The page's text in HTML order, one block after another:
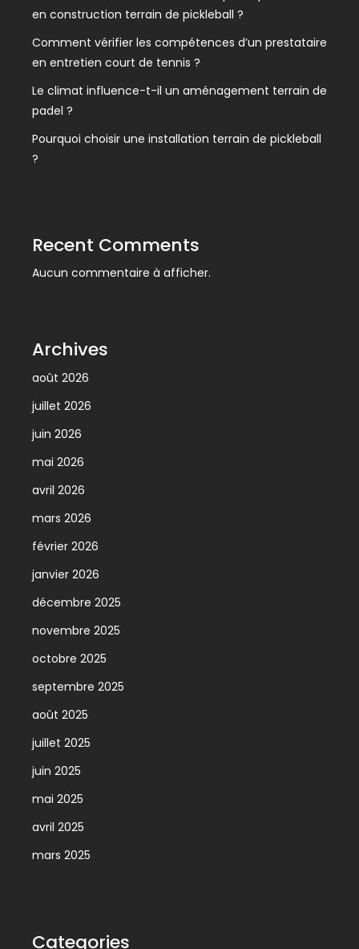
en construction terrain de pickleball ?
Comment vérifier les compétences d’un prestataire
en entretien court de tennis ?
Le climat influence-t-il un aménagement terrain de
padel ?
Pourquoi choisir une installation terrain de pickleball
?
Recent Comments
Aucun commentaire à afficher.
Archives
août 2026
juillet 2026
juin 2026
mai 2026
avril 2026
mars 2026
février 2026
janvier 2026
décembre 2025
novembre 2025
octobre 2025
septembre 2025
août 2025
juillet 2025
juin 2025
mai 2025
avril 2025
mars 2025
Categories